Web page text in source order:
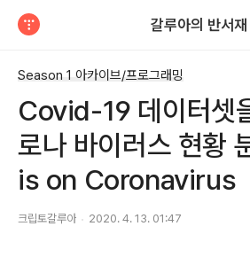
갈루아의 반서재
Season 1 아카이브/프로그래밍
Covid-19 데이터셋
로나 바이러스 현황
is on Coronavirus
크립토갈루아 2020. 4. 13. 01:47